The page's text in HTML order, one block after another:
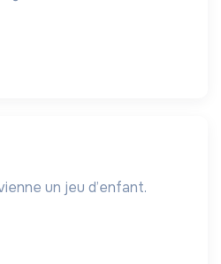
un jeu d’enfant.